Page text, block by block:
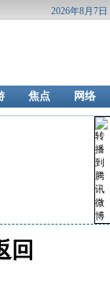
2026年8月7日
焦点 网络
回